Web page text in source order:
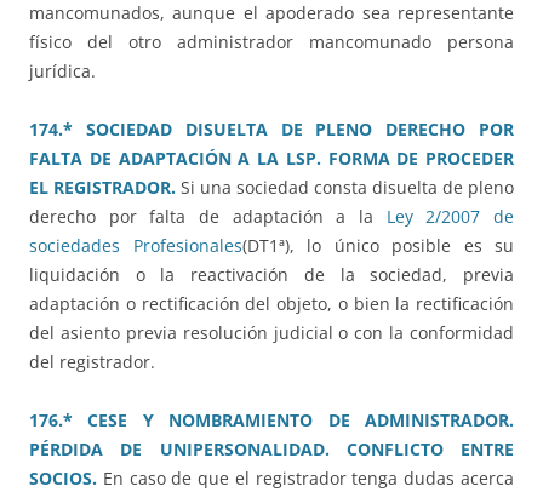
mancomunados, aunque el apoderado sea representante
físico del otro administrador mancomunado persona
jurídica.
174.* SOCIEDAD DISUELTA DE PLENO DERECHO POR
FALTA DE ADAPTACIÓN A LA LSP. FORMA DE PROCEDER
EL REGISTRADOR. Si una sociedad consta disuelta de pleno
derecho por falta de adaptación a la Ley 2/2007 de
sociedades Profesionales(DT1ª), lo único posible es su
liquidación o la reactivación de la sociedad, previa
adaptación o rectificación del objeto, o bien la rectificación
del asiento previa resolución judicial o con la conformidad
del registrador.
176.* CESE Y NOMBRAMIENTO DE ADMINISTRADOR.
PÉRDIDA DE UNIPERSONALIDAD. CONFLICTO ENTRE
SOCIOS. En caso de que el registrador tenga dudas acerca